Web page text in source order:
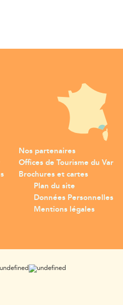
Nos partenaires
Offices de Tourisme du Var
Brochures et cartes
Plan du site
Données Personnelles
Mentions légales